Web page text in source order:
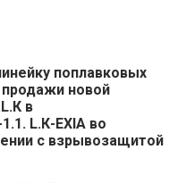
поплавковых
продажи новой
в
L.К-EXIA во
с взрывозащитой